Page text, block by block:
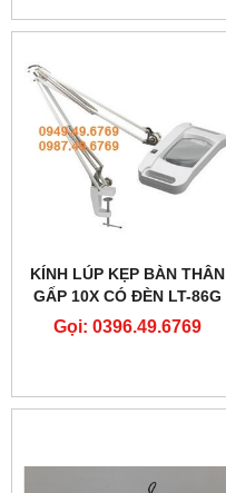
KÍNH LÚP KẸP BÀN THÂN
GẤP 10X CÓ ĐÈN LT-86G
Gọi: 0396.49.6769